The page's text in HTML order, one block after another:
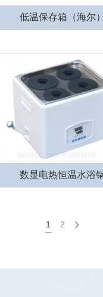
低温保存箱（海尔）
数显电热恒温水浴
1 2